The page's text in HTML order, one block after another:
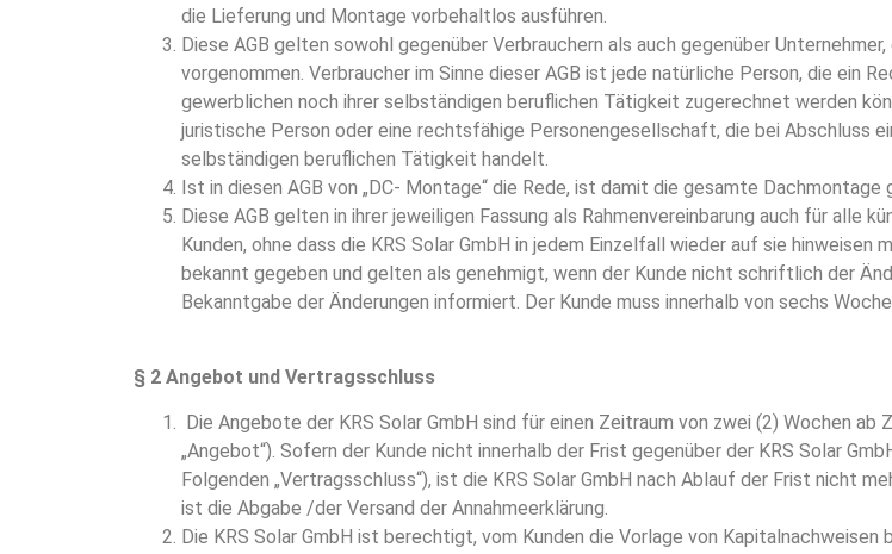
die Lieferung und Montage vorbehaltlos ausführen.
Diese AGB gelten sowohl gegenüber Verbrauchern als auch gegenüber
vorgenommen. Verbraucher im Sinne dieser AGB ist jede natürliche Person, die ein
gewerblichen noch ihrer selbständigen beruflichen Tätigkeit zugerechnet werden
juristische Person oder eine rechtsfähige Personengesellschaft, die bei Abschluss
selbständigen beruflichen Tätigkeit handelt.
Ist in diesen AGB von „DC- Montage“ die Rede, ist damit die gesamte
Diese AGB gelten in ihrer jeweiligen Fassung als Rahmenvereinbarung auch für
Kunden, ohne dass die KRS Solar GmbH in jedem Einzelfall wieder auf sie
bekannt gegeben und gelten als genehmigt, wenn der Kunde nicht schriftlich der
Bekanntgabe der Änderungen informiert. Der Kunde muss innerhalb von sechs
§ 2 Angebot und Vertragsschluss
Die Angebote der KRS Solar GmbH sind für einen Zeitraum von zwei (2) Wochen ab
„Angebot“). Sofern der Kunde nicht innerhalb der Frist gegenüber der KRS Solar
Folgenden „Vertragsschluss“), ist die KRS Solar GmbH nach Ablauf der Frist nicht
ist die Abgabe /der Versand der Annahmeerklärung.
Die KRS Solar GmbH ist berechtigt, vom Kunden die Vorlage von Kapitalnachweisen